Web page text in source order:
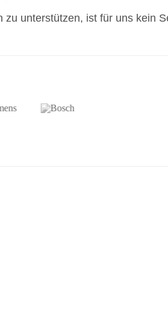
zu unterstützen, ist für uns kein